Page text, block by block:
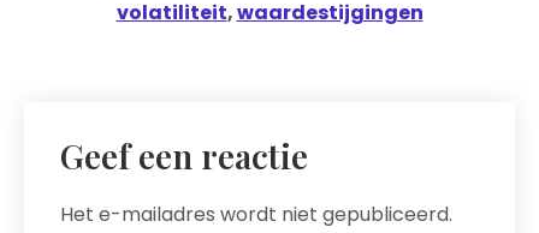
volatiliteit,waardestijgingen
Geef een reactie
Het e-mailadres wordt niet gepubliceerd.